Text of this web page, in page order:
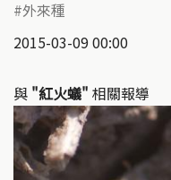
外來種
2015-03-09 00:00
與 "紅火蟻" 相關報導